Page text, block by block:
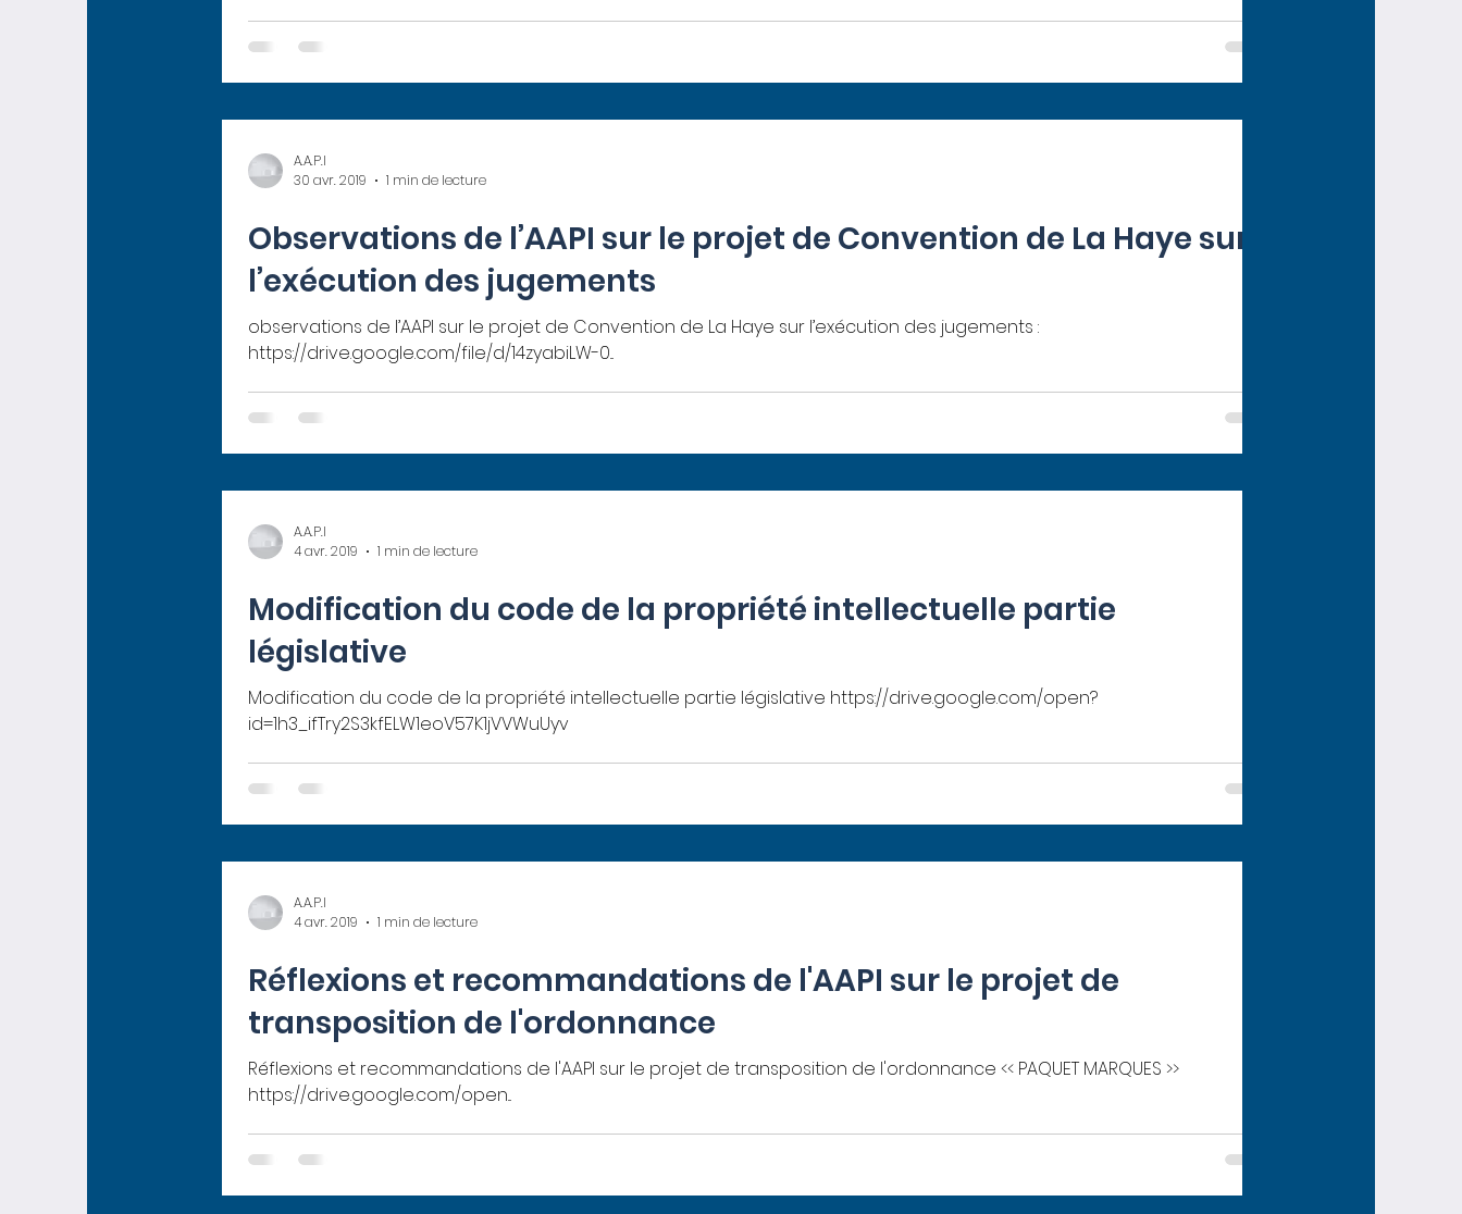
Observations de l’AAPI sur le projet de Convention de La Haye sur
l’exécution des jugements
observations de l’AAPI sur le projet de Convention de La Haye sur l’exécution des jugements :
https://drive.google.com/file/d/14zyabiLW-0...
A.A.P.I
30 avr. 2019
1 min de lecture
Modification du code de la propriété intellectuelle partie
législative
Modification du code de la propriété intellectuelle partie législative https://drive.google.com/open?
id=1h3_ifTry2S3kfELW1eoV57K1jVVWuUyv
A.A.P.I
4 avr. 2019
1 min de lecture
Réflexions et recommandations de l'AAPI sur le projet de
transposition de l'ordonnance
Réflexions et recommandations de l'AAPI sur le projet de transposition de l'ordonnance << PAQUET MARQUES >>
https://drive.google.com/open...
A.A.P.I
4 avr. 2019
1 min de lecture